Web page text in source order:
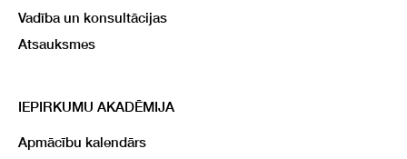
Vadība un konsultācijas
Atsauksmes
IEPIRKUMU AKADĒMIJA
Apmācību kalendārs